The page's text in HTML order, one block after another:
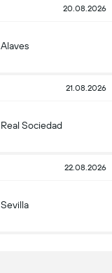
20.08.2026
Alaves
21.08.2026
Real Sociedad
22.08.2026
Sevilla